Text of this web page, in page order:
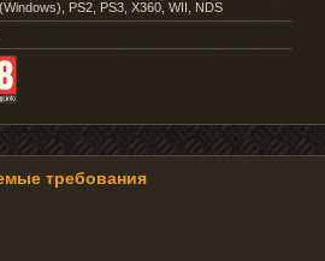
PS2, PS3, X360, WII, NDS
требования